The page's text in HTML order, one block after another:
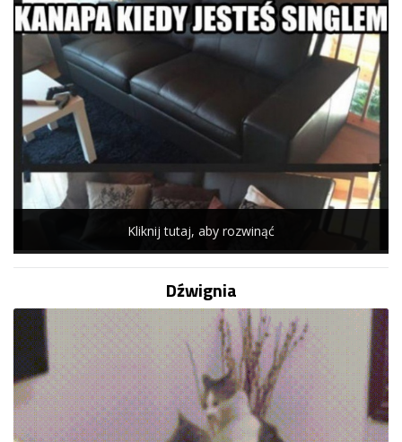
Kliknij tutaj, aby rozwinąć
Dźwignia